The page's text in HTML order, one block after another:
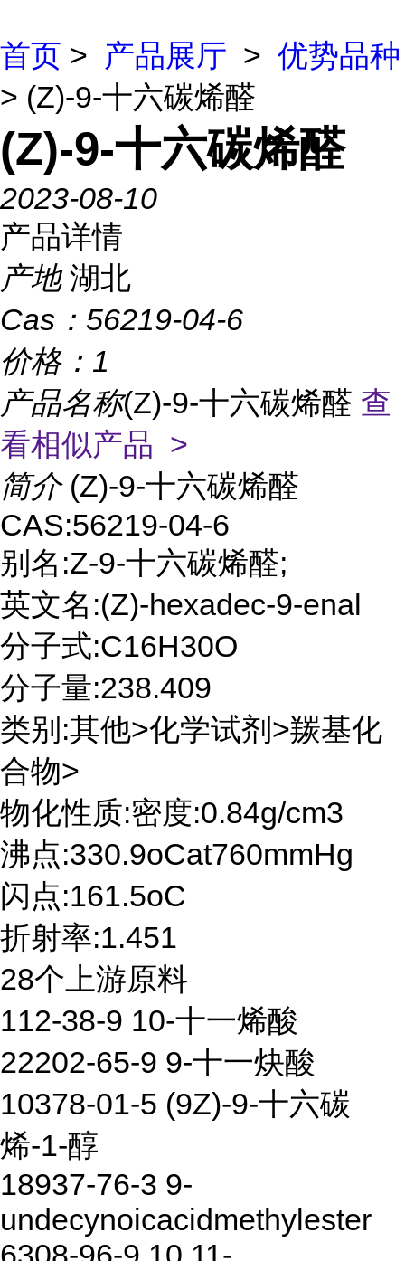
首页 > 产品展厅 > 优势品种
> (Z)-9-十六碳烯醛
(Z)-9-十六碳烯醛
2023-08-10
产品详情
产地 湖北
Cas： 56219-04-6
价格： 1
产品名称(Z)-9-十六碳烯醛 查
看相似产品 >
简介 (Z)-9-十六碳烯醛
CAS:56219-04-6
别名:Z-9-十六碳烯醛;
英文名:(Z)-hexadec-9-enal
分子式:C16H30O
分子量:238.409
类别:其他>化学试剂>羰基化
合物>
物化性质:密度:0.84g/cm3
沸点:330.9oCat760mmHg
闪点:161.5oC
折射率:1.451
28个上游原料
112-38-9 10-十一烯酸
22202-65-9 9-十一炔酸
10378-01-5 (9Z)-9-十六碳
烯-1-醇
18937-76-3 9-
undecynoicacidmethylester